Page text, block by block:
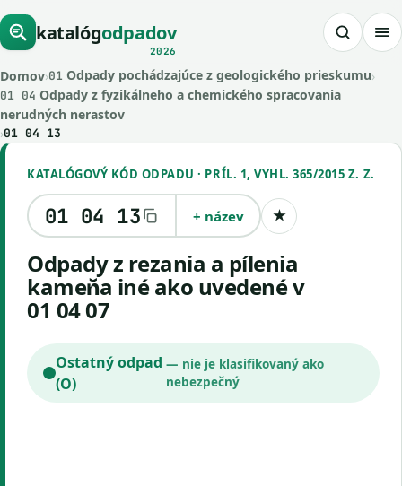
katalógodpadov
2026
Domov›01 Odpady pochádzajúce z geologického prieskumu›
01 04 Odpady z fyzikálneho a chemického spracovania
nerudných nerastov
›01 04 13
KATALÓGOVÝ KÓD ODPADU · PRÍL. 1, VYHL. 365/2015 Z. Z.
01 04 13 + název ★Uložiť kód
odpady z rezania a pílenia
kameňa iné ako uvedené v
01 04 07
Ostatný odpad
(O)
— nie je klasifikovaný ako
nebezpečný